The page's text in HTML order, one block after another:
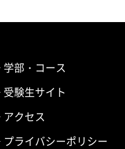
学部・コース
受験生サイト
アクセス
プライバシーポリシー